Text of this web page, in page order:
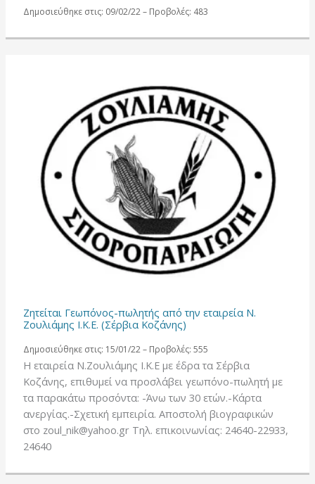
Δημοσιεύθηκε στις: 09/02/22 – Προβολές: 483
Ζητείται Γεωπόνος-πωλητής από την εταιρεία Ν.
Ζουλιάμης Ι.Κ.Ε. (Σέρβια Κοζάνης)
Δημοσιεύθηκε στις: 15/01/22 – Προβολές: 555
Η εταιρεία Ν.Ζουλιάμης Ι.Κ.Ε με έδρα τα Σέρβια
Κοζάνης, επιθυμεί να προσλάβει γεωπόνο-πωλητή με
τα παρακάτω προσόντα: -Άνω των 30 ετών.-Κάρτα
ανεργίας.-Σχετική εμπειρία. Αποστολή βιογραφικών
στο zoul_nik@yahoo.gr Τηλ. επικοινωνίας: 24640-22933,
24640